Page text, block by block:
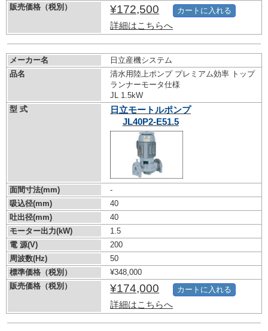
販売価格（税別）
¥172,500
詳細はこちらへ
カートに入れる
メーカー名
日立産機システム
品名
清水用陸上ポンプ プレミアム効率 トップ
ランナーモータ仕様
JL 1.5kW
型 式
日立モートルポンプ
JL40P2-E51.5
面間寸法(mm)
-
吸込径(mm)
40
吐出径(mm)
40
モーター出力(kW)
1.5
電 源(V)
200
周波数(Hz)
50
標準価格（税別）
¥348,000
販売価格（税別）
¥174,000
詳細はこちらへ
カートに入れる